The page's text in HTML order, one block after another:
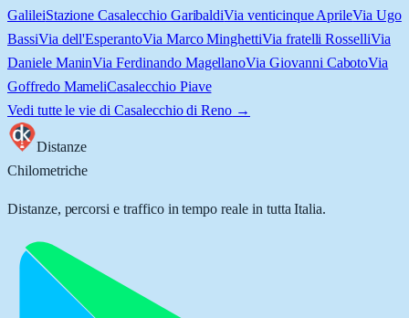
GalileiStazione Casalecchio GaribaldiVia venticinque AprileVia Ugo
BassiVia dell'EsperantoVia Marco MinghettiVia fratelli RosselliVia
Daniele ManinVia Ferdinando MagellanoVia Giovanni CabotoVia
Goffredo MameliCasalecchio Piave
Vedi tutte le vie di Casalecchio di Reno →
Distanze
Chilometriche
Distanze, percorsi e traffico in tempo reale in tutta Italia.